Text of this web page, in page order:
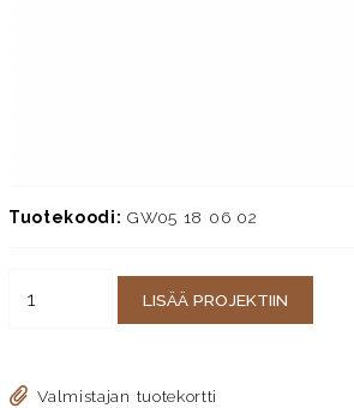
Tuotekoodi: GW05 18 06 02
LISÄÄ PROJEKTIIN
Valmistajan tuotekortti